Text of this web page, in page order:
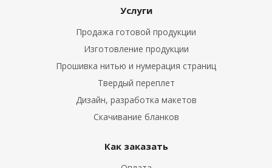
Услуги
Продажа готовой продукции
Изготовление продукции
Прошивка нитью и нумерация страниц
Твердый переплет
Дизайн, разработка макетов
Скачивание бланков
Как заказать